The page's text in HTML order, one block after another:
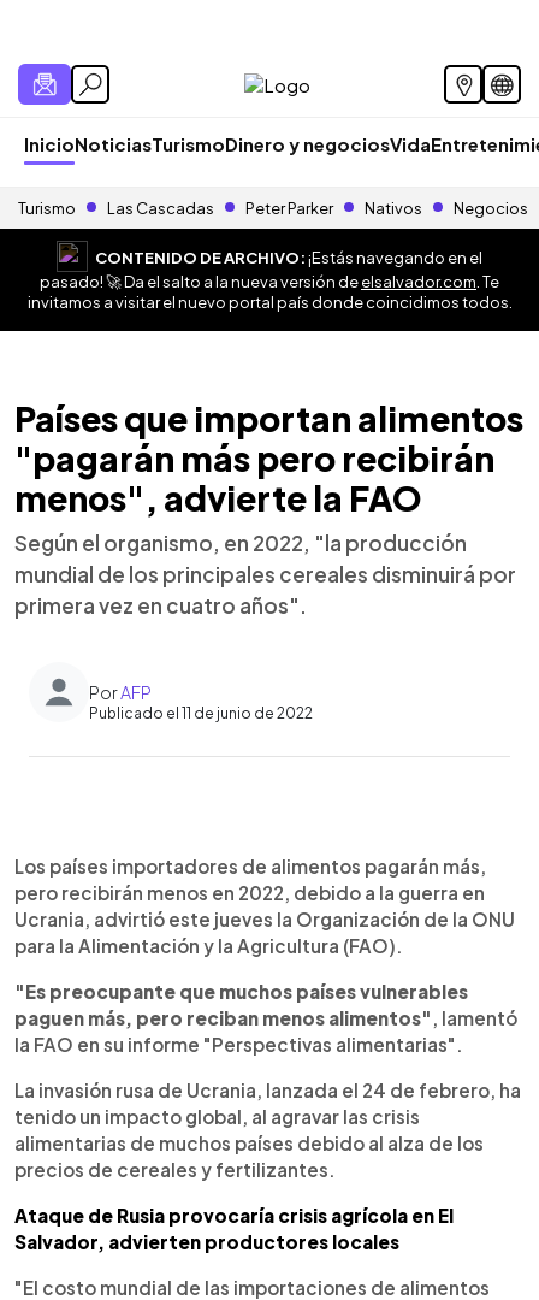
InicioNoticiasTurismoDinero y negociosVida
Turismo Las Cascadas Peter Parker Nativos Negocios
CONTENIDO DE ARCHIVO:¡Estás navegando en el
pasado! 🚀 Da el salto a la nueva versión deelsalvador.com . Te
invitamos a visitar el nuevo portal país donde coincidimos todos.
Países que importan alimentos
"pagarán más pero recibirán
menos", advierte la FAO
Según el organismo, en 2022, "la producción
mundial de los principales cereales disminuirá por
primera vez en cuatro años".
PorAFP
Publicado el 11 de junio de 2022
► Escuchar artículo
Los países importadores de alimentos pagarán más,
pero recibirán menos en 2022, debido a la guerra en
Ucrania, advirtió este jueves la Organización de la ONU
para la Alimentación y la Agricultura (FAO).
"Es preocupante que muchos países vulnerables
paguen más, pero reciban menos alimentos" , lamentó
la FAO en su informe "Perspectivas alimentarias".
La invasión rusa de Ucrania, lanzada el 24 de febrero, ha
tenido un impacto global, al agravar las crisis
alimentarias de muchos países debido al alza de los
precios de cereales y fertilizantes.
Ataque de Rusia provocaría crisis agrícola en El
Salvador, advierten productores locales
"El costo mundial de las importaciones de alimentos